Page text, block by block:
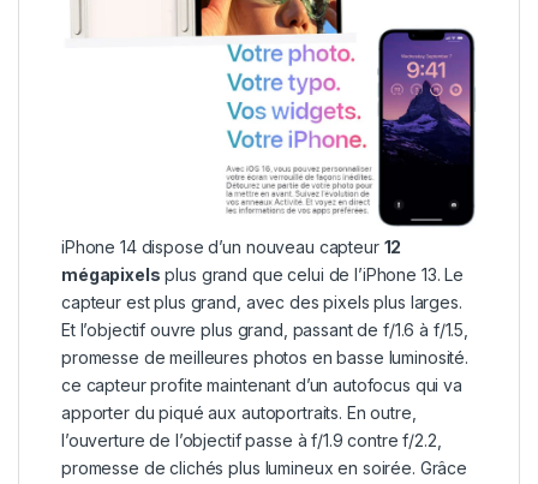
iPhone 14 dispose d’un nouveau capteur 12
mégapixels plus grand que celui de l’iPhone 13. Le
capteur est plus grand, avec des pixels plus larges.
Et l’objectif ouvre plus grand, passant de f/1.6 à f/1.5,
promesse de meilleures photos en basse luminosité.
ce capteur profite maintenant d’un autofocus qui va
apporter du piqué aux autoportraits. En outre,
l’ouverture de l’objectif passe à f/1.9 contre f/2.2,
promesse de clichés plus lumineux en soirée. Grâce